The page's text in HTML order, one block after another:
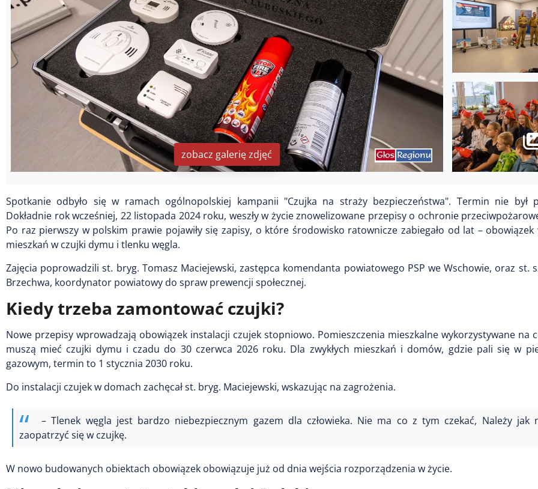
zobacz galerię zdjęć
Spotkanie odbyło się w ramach ogólnopolskiej kampanii "Czujka na straży bezpieczeństwa". Termin nie był
Dokładnie rok wcześniej, 22 listopada 2024 roku, weszły w życie znowelizowane przepisy o ochronie
Po raz pierwszy w polskim prawie pojawiły się zapisy, o które środowisko ratownicze zabiegało od lat – obowiązek
mieszkań w czujki dymu i tlenku węgla.
Zajęcia poprowadzili st. bryg. Tomasz Maciejewski, zastępca komendanta powiatowego PSP we Wschowie, oraz st.
Brzechwa, koordynator powiatowy do spraw prewencji społecznej.
Kiedy trzeba zamontować czujki?
Nowe przepisy wprowadzają obowiązek instalacji czujek stopniowo. Pomieszczenia mieszkalne wykorzystywane na
muszą mieć czujki dymu i czadu do 30 czerwca 2026 roku. Dla zwykłych mieszkań i domów, gdzie pali się w
gazowym, termin to 1 stycznia 2030 roku.
Do instalacji czujek w domach zachęcał st. bryg. Maciejewski, wskazując na zagrożenia.
– Tlenek węgla jest bardzo niebezpiecznym gazem dla człowieka. Nie ma co z tym czekać, Należy jak
zaopatrzyć się w czujkę.
W nowo budowanych obiektach obowiązek obowiązuje już od dnia wejścia rozporządzenia w życie.